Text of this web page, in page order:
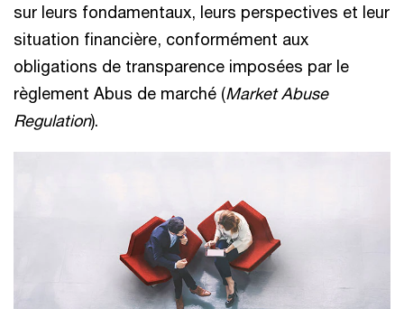
sur leurs fondamentaux, leurs perspectives et leur
situation financière, conformément aux
obligations de transparence imposées par le
règlement Abus de marché (Market Abuse
Regulation).